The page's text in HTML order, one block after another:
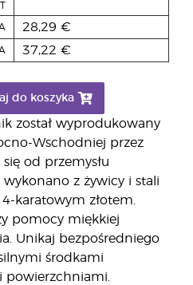
został wyprodukowany
Wschodniej przez
od przemysłu
wykonano z żywicy i stali
karatowym złotem.
pomocy miękkiej
Unikaj bezpośredniego
środkami
powierzchniami.
28,29 €
37,22 €
do koszyka